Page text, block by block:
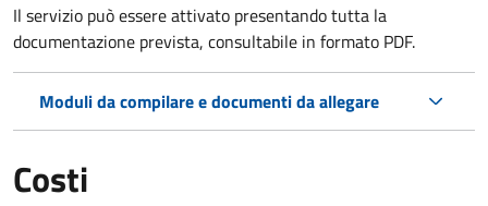
Il servizio può essere attivato presentando tutta la
documentazione prevista, consultabile in formato PDF.
Moduli da compilare e documenti da allegare
Costi